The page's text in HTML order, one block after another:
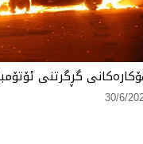
گڕگرتنی
30/6/